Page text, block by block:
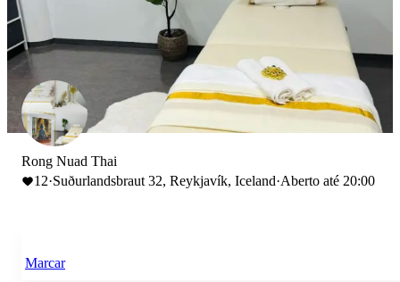
Rong Nuad Thai
12·Suðurlandsbraut 32, Reykjavík, Iceland·Aberto até 20:00
Marcar